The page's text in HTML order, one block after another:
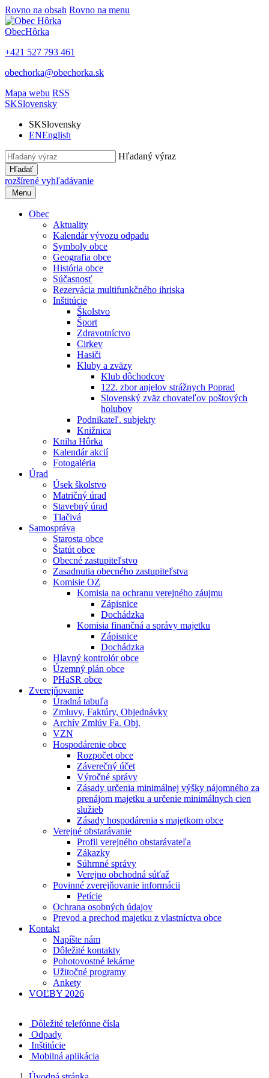
Rovno na obsah Rovno na menu
ObecHôrka
+421 527 793 461
obechorka@obechorka.sk
Mapa webu RSS
SKSlovensky
SKSlovensky
ENEnglish
Hľadaný výraz
Hľadať
rozšírené vyhľadávanie
Menu
Obec
Aktuality
Kalendár vývozu odpadu
Symboly obce
Geografia obce
História obce
Súčasnosť
Rezervácia multifunkčného ihriska
Inštitúcie
Školstvo
Šport
Zdravotníctvo
Cirkev
Hasiči
Kluby a zväzy
Klub dôchodcov
122. zbor anjelov strážnych Poprad
Slovenský zväz chovateľov poštových
holubov
Podnikateľ. subjekty
Knižnica
Kniha Hôrka
Kalendár akcií
Fotogaléria
Úrad
Úsek školstvo
Matričný úrad
Stavebný úrad
Tlačivá
Samospráva
Starosta obce
Štatút obce
Obecné zastupiteľstvo
Zasadnutia obecného zastupiteľstva
Komisie OZ
Komisia na ochranu verejného záujmu
Zápisnice
Dochádzka
Komisia finančná a správy majetku
Zápisnice
Dochádzka
Hlavný kontrolór obce
Územný plán obce
PHaSR obce
Zverejňovanie
Úradná tabuľa
Zmluvy, Faktúry, Objednávky
Archív Zmlúv Fa. Obj.
VZN
Hospodárenie obce
Rozpočet obce
Záverečný účet
Výročné správy
Zásady určenia minimálnej výšky nájomného za
prenájom majetku a určenie minimálnych cien
služieb
Zásady hospodárenia s majetkom obce
Verejné obstarávanie
Profil verejného obstarávateľa
Zákazky
Súhrnné správy
Verejno obchodná súťaž
Povinné zverejňovanie informácii
Petície
Ochrana osobných údajov
Prevod a prechod majetku z vlastníctva obce
Kontakt
Napíšte nám
Dôležité kontakty
Pohotovostné lekárne
Užitočné programy
Ankety
VOĽBY 2026
Dôležité telefónne čísla
Odpady
Inštitúcie
Mobilná aplikácia